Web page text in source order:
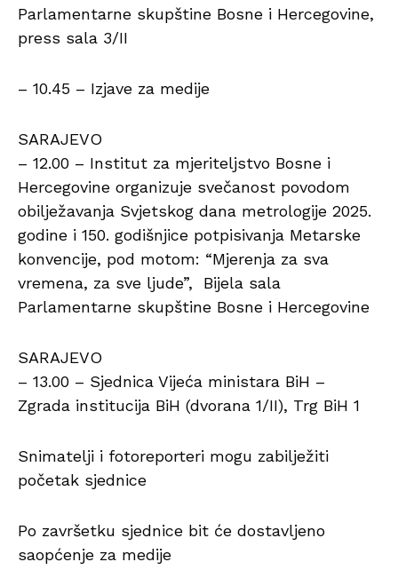
Parlamentarne skupštine Bosne i Hercegovine,
press sala 3/II
– 10.45 – Izjave za medije
SARAJEVO
– 12.00 – Institut za mjeriteljstvo Bosne i
Hercegovine organizuje svečanost povodom
obilježavanja Svjetskog dana metrologije 2025.
godine i 150. godišnjice potpisivanja Metarske
konvencije, pod motom: “Mjerenja za sva
vremena, za sve ljude”, Bijela sala
Parlamentarne skupštine Bosne i Hercegovine
SARAJEVO
– 13.00 – Sjednica Vijeća ministara BiH –
Zgrada institucija BiH (dvorana 1/II), Trg BiH 1
Snimatelji i fotoreporteri mogu zabilježiti
početak sjednice
Po završetku sjednice bit će dostavljeno
saopćenje za medije